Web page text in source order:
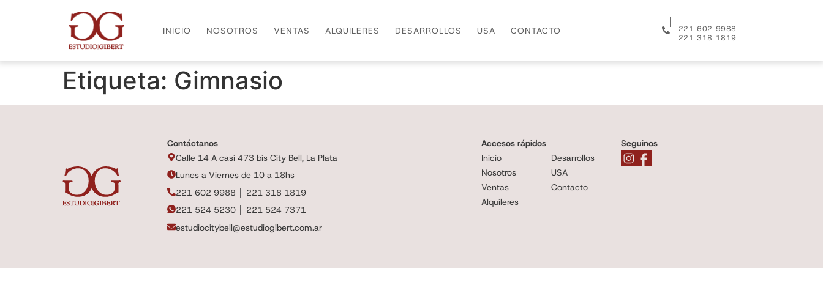
INICIO NOSOTROS VENTAS ALQUILERES DESARROLLOS USA CONTACTO
221 602 9988
221 318 1819
Etiqueta: Gimnasio
Contáctanos
Calle 14 A casi 473 bis City Bell, La Plata
Lunes a Viernes de 10 a 18hs
221 602 9988 │ 221 318 1819
221 524 5230 │ 221 524 7371
estudiocitybell@estudiogibert.com.ar
Accesos rápidos
Inicio
Nosotros
Ventas
Alquileres
Desarrollos
USA
Contacto
Seguinos